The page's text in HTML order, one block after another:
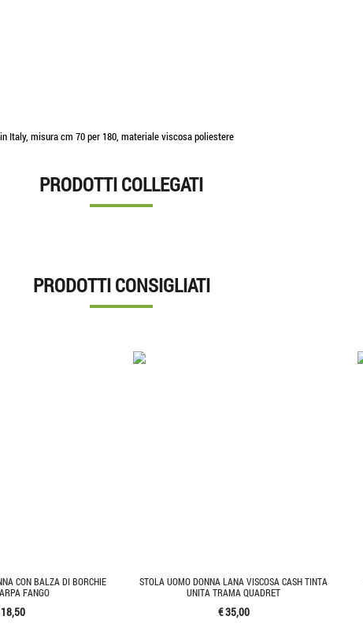
Italy, misura cm 70 per 180, materiale viscosa poliestere
PRODOTTI COLLEGATI
PRODOTTI CONSIGLIATI
CON BALZA DI BORCHIE
FANGO
STOLA UOMO DONNA LANA VISCOSA CASH TINTA
UNITA TRAMA QUADRET
€ 35,00